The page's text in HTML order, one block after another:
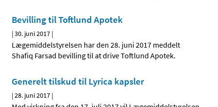
Bevilling til Toftlund Apotek
|30. juni 2017 |
Lægemiddelstyrelsen har den 28. juni 2017 meddelt
Shafiq Farsad bevilling til at drive Toftlund Apotek.
Generelt tilskud til Lyrica kapsler
|28. juni 2017 |